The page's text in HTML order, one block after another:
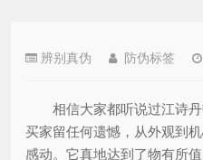
辨别真伪 防伪标签
相信大家都听说过江诗丹
买家留任何遗憾，从外观到
感动。它真地达到了物有所